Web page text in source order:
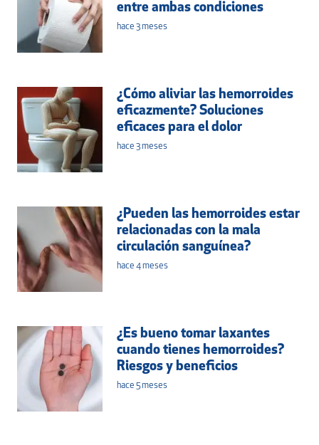
entre ambas condiciones
hace 3 meses
¿Cómo aliviar las hemorroides
eficazmente? Soluciones
eficaces para el dolor
hace 3 meses
¿Pueden las hemorroides estar
relacionadas con la mala
circulación sanguínea?
hace 4 meses
¿Es bueno tomar laxantes
cuando tienes hemorroides?
Riesgos y beneficios
hace 5 meses